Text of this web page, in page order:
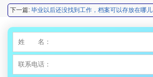
下一篇: 毕业以后还没找到工作，档案可以存放在哪儿
李先生 135****3338
程女士 134****3518